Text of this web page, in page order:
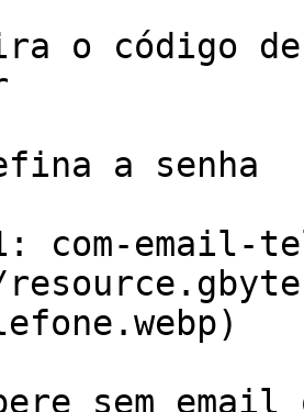
o código de
a senha
com-email-
sem